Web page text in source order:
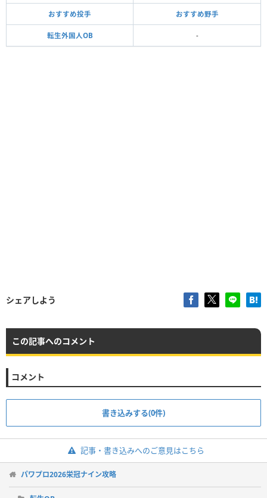
おすすめ投手 おすすめ野手
転生外国人OB -
シェアしよう
この記事へのコメント
コメント
書き込みする(0件)
記事・書き込みへのご意見はこちら
パワプロ2026栄冠ナイン攻略